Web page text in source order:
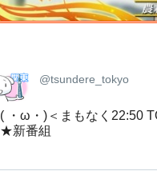
@tsundere_tokyo
( ・ω・)＜まもなく22:50
★新番組